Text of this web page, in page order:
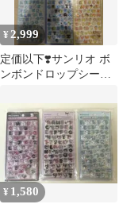
¥2,999
定価以下❣️サンリオ ボ
ンボンドロップシー
¥ 1,580